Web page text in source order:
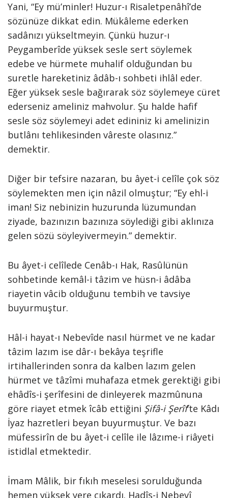
Yani, “Ey mü’minler! Huzur-ı Risaletpenâhî’de
sözünüze dikkat edin. Mükâleme ederken
sadânızı yükseltmeyin. Çünkü huzur-ı
Peygamberîde yüksek sesle sert söylemek
edebe ve hürmete muhalif olduğundan bu
suretle hareketiniz âdâb-ı sohbeti ihlâl eder.
Eğer yüksek sesle bağırarak söz söylemeye cüret
ederseniz ameliniz mahvolur. Şu halde hafif
sesle söz söylemeyi adet edininiz ki amelinizin
butlânı tehlikesinden vâreste olasınız.”
demektir.
Diğer bir tefsire nazaran, bu âyet-i celîle çok söz
söylemekten men için nâzil olmuştur; “Ey ehl-i
iman! Siz nebinizin huzurunda lüzumundan
ziyade, bazınızın bazınıza söylediği gibi aklınıza
gelen sözü söyleyivermeyin.” demektir.
Bu âyet-i celîlede Cenâb-ı Hak, Rasûlünün
sohbetinde kemâl-i tâzim ve hüsn-i âdâba
riayetin vâcib olduğunu tembih ve tavsiye
buyurmuştur.
Hâl-i hayat-ı Nebevîde nasıl hürmet ve ne kadar
tâzim lazım ise dâr-ı bekâya teşrifle
irtihallerinden sonra da kalben lazım gelen
hürmet ve tâzîmi muhafaza etmek gerektiği gibi
ehâdîs-i şerîfesini de dinleyerek mazmûnuna
göre riayet etmek îcâb ettiğini Şifâ-i Şerîf’te Kâdı
İyaz hazretleri beyan buyurmuştur. Ve bazı
müfessirîn de bu âyet-i celîle ile lâzıme-i riâyeti
istidlal etmektedir.
İmam Mâlik, bir fıkıh meselesi sorulduğunda
hemen yüksek yere çıkardı. Hadîs-i Nebevî